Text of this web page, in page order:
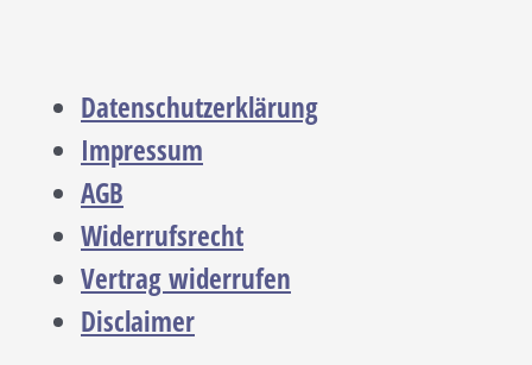
Datenschutzerklärung
Impressum
AGB
Widerrufsrecht
Vertrag widerrufen
Disclaimer